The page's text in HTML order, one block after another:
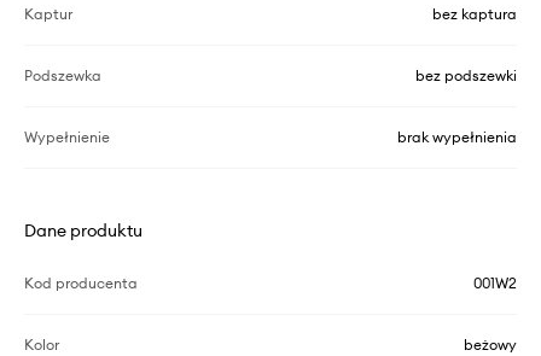
Kaptur bez kaptura
Podszewka bez podszewki
Wypełnienie brak wypełnienia
Dane produktu
Kod producenta 001W2
Kolor beżowy